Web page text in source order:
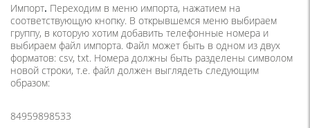
Импорт. Переходим в меню импорта, нажатием на
соответствующую кнопку. В открывшемся меню выбираем
группу, в которую хотим добавить телефонные номера и
выбираем файл импорта. Файл может быть в одном из двух
форматов: csv, txt. Номера должны быть разделены символом
новой строки, т.е. файл должен выглядеть следующим
образом:
84959898533